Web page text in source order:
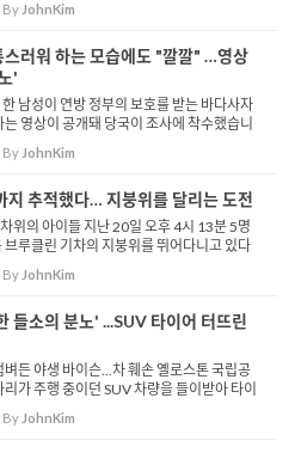
By JohnKim
스러워 하는 모습에도 "깔깔" …영상
'
남성이 연방 정부의 보호를 받는 바다사자
영상이 공개돼 당국이 조사에 착수했습니
기청은 현재 영상 속 인물을 추적 중이며, 해양
의로 해당 사건을 면밀히 수사하고 있다...
By JohnKim
지 추적했다… 지붕위를 달리는 도전
아이들 지난 20일 오후 4시 13분 5명
브루클린 기차의 지붕위를 뛰어다니고 있다
경찰이 드론을 띄워 이들을 추적합니다. 경찰
눈치 챈 이들...
By JohnKim
들소의 분노' ...SUV 타이어 터뜨린
야생 바이슨...차 훼손 옐로스톤 국립공
가 주행 중이던 SUV 차량을 들이받아 타이
한 사고가 발생했습니다. 소셜 미디어에 공개
이 들소의 공격...
By JohnKim